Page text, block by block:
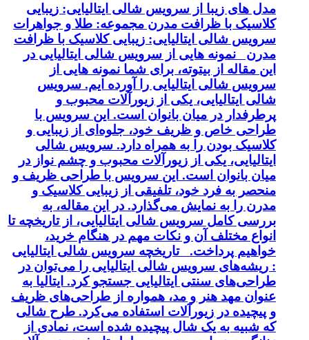
مدل های زیبا از سرویس شالی ایتالیایی: زیبایی
کلاسیک با ظرافت مدرن مجموعه: طلا و جواهرات
سرویس شالی ایتالیایی: زیبایی کلاسیک با ظرافت
مدرن نمونه هایی از سرویس شالی ایتالیایی در
این مقاله از بیتوته، برای شما نمونه هایی از
سرویس شالی ایتالیایی را آورده ایم. سرویس
شالی ایتالیایی، یکی از زیورآلات محبوب و
پرطرفدار در میان بانوان است. این سرویس با
طراحی خاص و ظریف خود، جلوه‌ای از زیبایی و
کلاسیک بودن را به همراه دارد. سرویس شالی
ایتالیایی، یکی از زیورآلات محبوب و چشم نواز در
میان بانوان است. این سرویس با طراحی ظریف و
منحصر به فرد خود، تلفیقی از زیبایی کلاسیک و
مدرن را به نمایش می‌گذارد. در این مقاله، به
بررسی کامل سرویس شالی ایتالیایی، از تاریخچه تا
انواع مختلف آن و نکات مهم در هنگام خرید،
خواهیم پرداخت. تاریخچه سرویس شالی ایتالیایی
: ریشه‌های سرویس شالی ایتالیایی را می‌توان در
طراحی‌های سنتی ایتالیایی جستجو کرد. ایتالیا به
عنوان مهد هنر و مد، همواره از طراحی‌های ظریف
و پیچیده در زیورآلات استفاده می‌کرد. طرح شالی
که شبیه به یک شال پیچیده شده است، نمادی از